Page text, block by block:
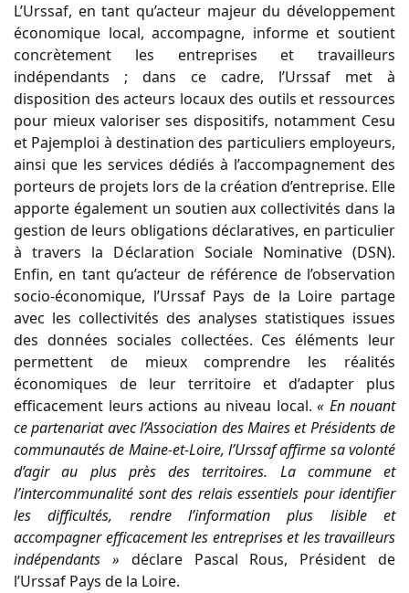
L’Urssaf, en tant qu’acteur majeur du développement
économique local, accompagne, informe et soutient
concrètement les entreprises et travailleurs
indépendants ; dans ce cadre, l’Urssaf met à
disposition des acteurs locaux des outils et ressources
pour mieux valoriser ses dispositifs, notamment Cesu
et Pajemploi à destination des particuliers employeurs,
ainsi que les services dédiés à l’accompagnement des
porteurs de projets lors de la création d’entreprise. Elle
apporte également un soutien aux collectivités dans la
gestion de leurs obligations déclaratives, en particulier
à travers la Déclaration Sociale Nominative (DSN).
Enfin, en tant qu’acteur de référence de l’observation
socio-économique, l’Urssaf Pays de la Loire partage
avec les collectivités des analyses statistiques issues
des données sociales collectées. Ces éléments leur
permettent de mieux comprendre les réalités
économiques de leur territoire et d’adapter plus
efficacement leurs actions au niveau local. « En nouant
ce partenariat avec l’Association des Maires et Présidents de
communautés de Maine-et-Loire, l’Urssaf affirme sa volonté
d’agir au plus près des territoires. La commune et
l’intercommunalité sont des relais essentiels pour identifier
les difficultés, rendre l’information plus lisible et
accompagner efficacement les entreprises et les travailleurs
indépendants » déclare Pascal Rous, Président de
l’Urssaf Pays de la Loire.